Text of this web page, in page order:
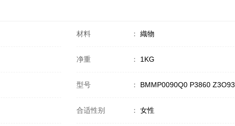
材料 ： 織物
净重 ： 1KG
型号 ： BMMP0090Q0 P3860 Z3O93
合适性别 ： 女性